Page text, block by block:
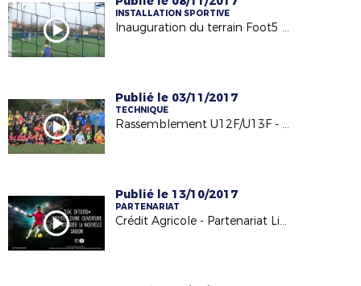
INSTALLATION SPORTIVE
Inauguration du terrain Foot5 à Barbechat - US Loire et Divatte - 04/11/17
Publié le 03/11/2017
TECHNIQUE
Rassemblement U12F/U13F - 24.10.17
Publié le 13/10/2017
PARTENARIAT
Crédit Agricole - Partenariat Licencié Football